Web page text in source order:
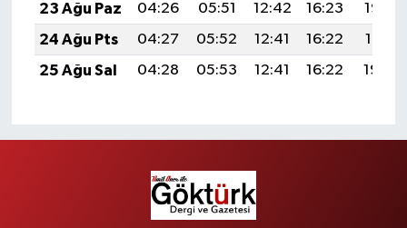
23 Ağu Paz
04:26 05:51 12:42 16:23
19:22
24 Ağu Pts
04:27 05:52 12:41 16:22
19:21
25 Ağu Sal
04:28 05:53 12:41 16:22 19:20